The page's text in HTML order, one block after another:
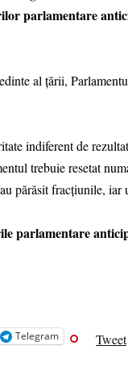
parlamentare
al țării,
indiferent de
trebuie resetat
părăsit fracțiunile,
parlamentare
Telegram Tweet